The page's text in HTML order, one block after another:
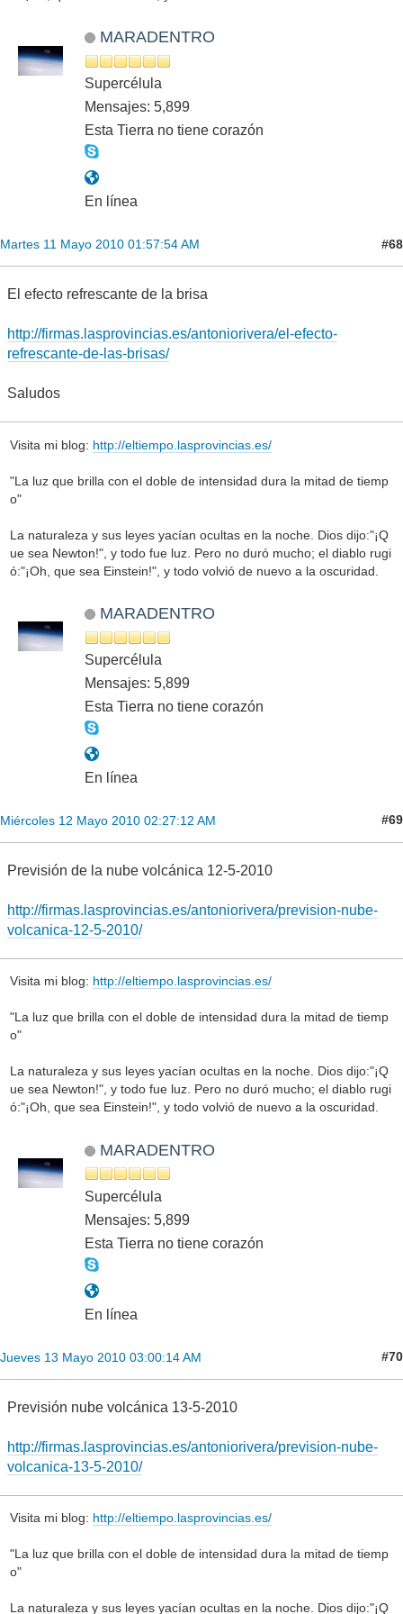
MARADENTRO
Supercélula
Mensajes: 5,899
Esta Tierra no tiene corazón
En línea
Martes 11 Mayo 2010 01:57:54 AM #68
El efecto refrescante de la brisa
http://firmas.lasprovincias.es/antoniorivera/el-efecto-
refrescante-de-las-brisas/
Saludos
Visita mi blog: http://eltiempo.lasprovincias.es/
"La luz que brilla con el doble de intensidad dura la mitad de tiemp
o"
La naturaleza y sus leyes yacían ocultas en la noche. Dios dijo:"¡Q
ue sea Newton!", y todo fue luz. Pero no duró mucho; el diablo rugi
ó:"¡Oh, que sea Einstein!", y todo volvió de nuevo a la oscuridad.
MARADENTRO
Supercélula
Mensajes: 5,899
Esta Tierra no tiene corazón
En línea
Miércoles 12 Mayo 2010 02:27:12 AM #69
Previsión de la nube volcánica 12-5-2010
http://firmas.lasprovincias.es/antoniorivera/prevision-nube-
volcanica-12-5-2010/
Visita mi blog: http://eltiempo.lasprovincias.es/
"La luz que brilla con el doble de intensidad dura la mitad de tiemp
o"
La naturaleza y sus leyes yacían ocultas en la noche. Dios dijo:"¡Q
ue sea Newton!", y todo fue luz. Pero no duró mucho; el diablo rugi
ó:"¡Oh, que sea Einstein!", y todo volvió de nuevo a la oscuridad.
MARADENTRO
Supercélula
Mensajes: 5,899
Esta Tierra no tiene corazón
En línea
Jueves 13 Mayo 2010 03:00:14 AM #70
Previsión nube volcánica 13-5-2010
http://firmas.lasprovincias.es/antoniorivera/prevision-nube-
volcanica-13-5-2010/
Visita mi blog: http://eltiempo.lasprovincias.es/
"La luz que brilla con el doble de intensidad dura la mitad de tiemp
o"
La naturaleza y sus leyes yacían ocultas en la noche. Dios dijo:"¡Q